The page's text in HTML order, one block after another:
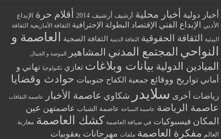
دولية أخبار محلية أرشيف أرشيف 2014 أقلام حرة الإبداع
الإبداع الفني الإقتصاد البطولة الإحترافية الثقافة الأمازيغية الثقافة
الثقافة الحقوقية الثقافة الدينية الثقافة الصحية العاصمة و
المجتمع المدني المشاهير الموضة و الجمال
الدوليةبيانات وبلاغات تعازي تكنولوجيا تهاني و
تواريخ ووقائع جمعية الكفاح جنوبيات حوادث وقضايا
أخرى سلايدر شكاوي عاصمة الأخبار عاصمة الثقافات
الرياضة عاصمة السياحة عاصمة الشباب عاصمتهن عين
فيسبوكيات في ضيافة العاصمة كشك العاصمة مغاربة
مفكرة العاصمة ملفات مهرجانات يعقوبيات